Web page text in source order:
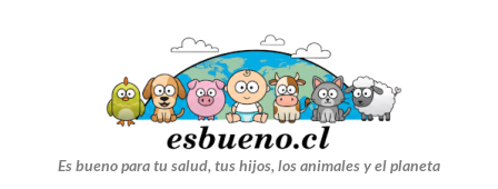
Es bueno para tu salud, tus hijos, los animales y el planeta